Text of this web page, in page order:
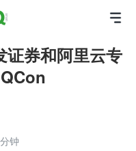
证券和阿里云专
钟